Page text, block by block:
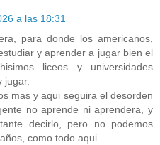
a las 18:31
para donde los americanos,
y aprender a jugar bien el
liceos y universidades
jugar.
mas y aqui seguira el desorden
no aprende ni aprendera, y
decirlo, pero no podemos
como todo aqui.